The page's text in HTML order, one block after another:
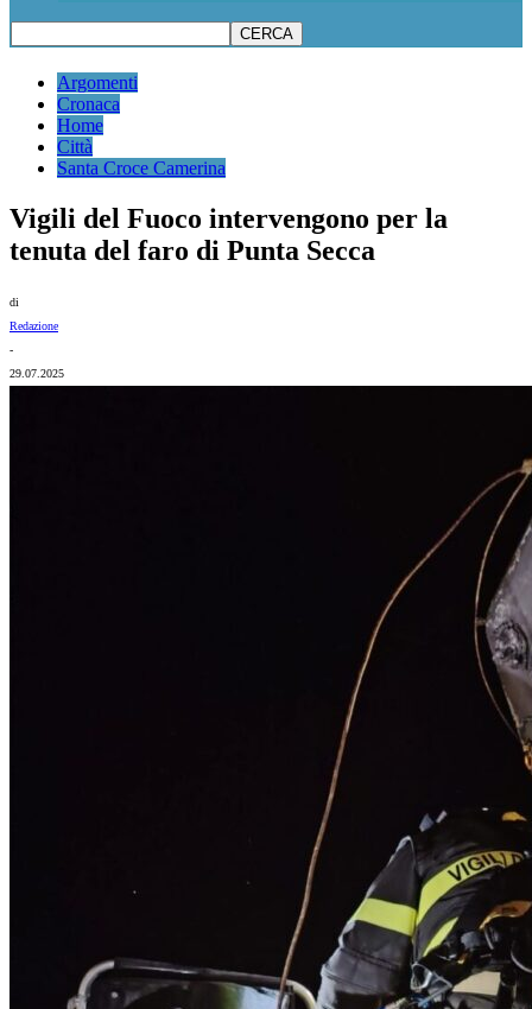
Argomenti
Cronaca
Home
Città
Santa Croce Camerina
Vigili del Fuoco intervengono per la
tenuta del faro di Punta Secca
di
Redazione
-
29.07.2025